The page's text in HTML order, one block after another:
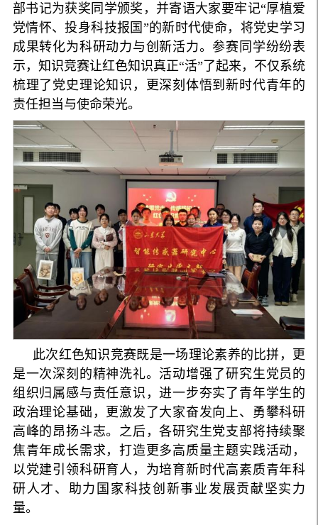
部书记为获奖同学颁奖，并寄语大家要牢记“厚植爱
党情怀、投身科技报国”的新时代使命，将党史学习
成果转化为科研动力与创新活力。参赛同学纷纷表
示，知识竞赛让红色知识真正“活”了起来，不仅系统
梳理了党史理论知识，更深刻体悟到新时代青年的
责任担当与使命荣光。
此次红色知识竞赛既是一场理论素养的比拼，更
是一次深刻的精神洗礼。活动增强了研究生党员的
组织归属感与责任意识，进一步夯实了青年学生的
政治理论基础，更激发了大家奋发向上、勇攀科研
高峰的昂扬斗志。之后，各研究生党支部将持续聚
焦青年成长需求，打造更多高质量主题实践活动，
以党建引领科研育人，为培育新时代高素质青年科
研人才、助力国家科技创新事业发展贡献坚实力
量。